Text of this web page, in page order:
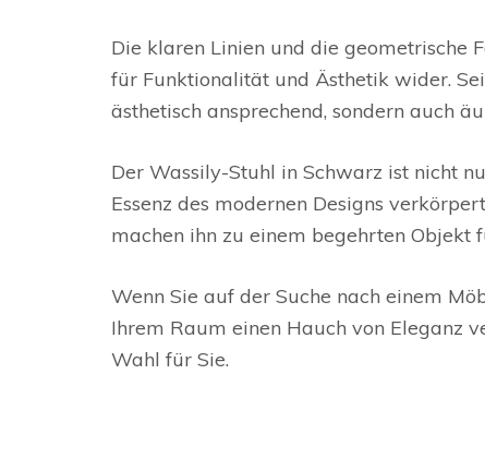
Die klaren Linien und die geometrische
für Funktionalität und Ästhetik wider.
ästhetisch ansprechend, sondern auch
Der Wassily-Stuhl in Schwarz ist nicht
Essenz des modernen Designs
machen ihn zu einem begehrten
Wenn Sie auf der Suche nach einem
Ihrem Raum einen Hauch von Eleganz
Wahl für Sie.